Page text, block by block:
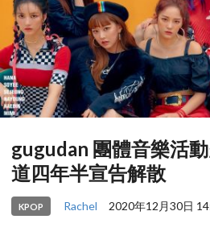
gugudan 團體音樂活
道四年半宣告解散
KPOP Rachel 2020年12月30日